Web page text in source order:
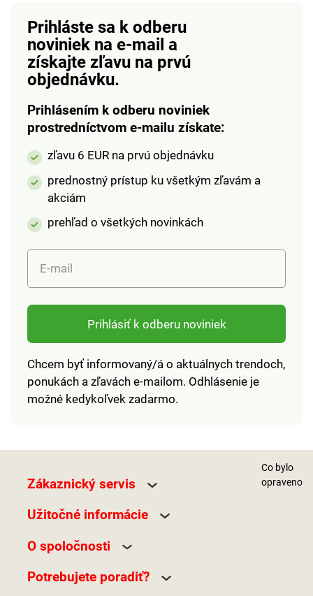
Prihláste sa k odberu
noviniek na e-mail a
získajte zľavu na prvú
objednávku.
Prihlásením k odberu noviniek
prostredníctvom e-mailu získate:
zľavu 6 EUR na prvú objednávku
prednostný prístup ku všetkým zľavám a
akciám
prehľad o všetkých novinkách
E-mail
Prihlásiť k odberu noviniek
Chcem byť informovaný/á o aktuálnych trendoch,
ponukách a zľavách e-mailom. Odhlásenie je
možné kedykoľvek zadarmo.
Zákaznický servis
Užitočné informácie
O spoločnosti
Potrebujete poradiť?
Co bylo
opraveno